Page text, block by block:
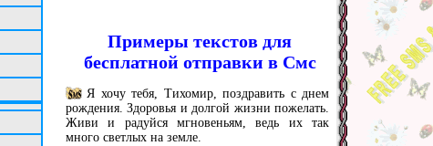
Примеры текстов для
бесплатной отправки в Смс
Я хочу тебя, Тихомир, поздравить с днем
рождения. Здоровья и долгой жизни пожелать.
Живи и радуйся мгновеньям, ведь их так
много светлых на земле.